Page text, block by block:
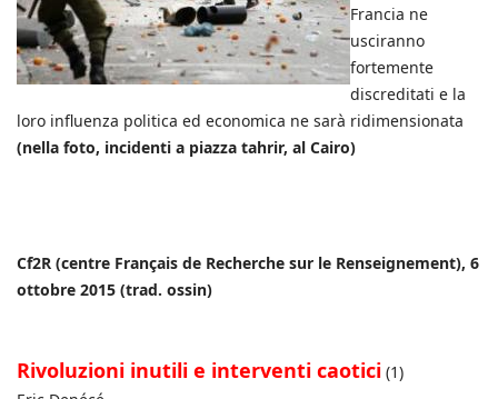
Francia ne
usciranno
fortemente
discreditati e la
loro influenza politica ed economica ne sarà ridimensionata
(nella foto, incidenti a piazza tahrir, al Cairo)
Cf2R (centre Français de Recherche sur le Renseignement), 6
ottobre 2015 (trad. ossin)
Rivoluzioni inutili e interventi caotici (1)